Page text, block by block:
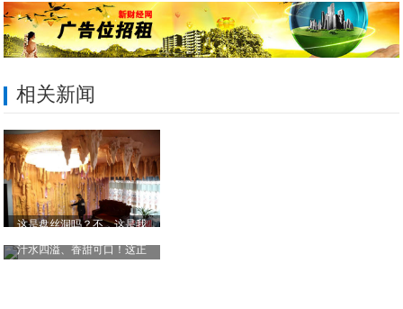
相关新闻
这是盘丝洞吗？不，这是我
汁水四溢、香甜可口！这正